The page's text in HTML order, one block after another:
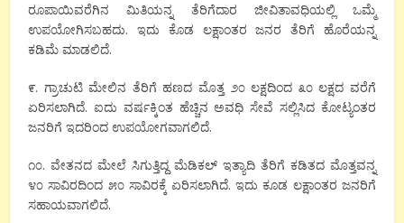
ರೂಪಾಯಿವರೆಗಿನ ಮಿತಿಯನ್ನ ತೆರಿಗೆದಾರ ಜೀವಿತಾವಧಿಯಲ್ಲಿ ಒಮ್ಮೆ
ಉಪಯೋಗಿಸಬಹದು. ಇದು ಕೊಡ ಲಕ್ಷಾಂತರ ಜನರ ತೆರಿಗೆ ಹೊರೆಯನ್ನ
ಕಡಿಮೆ ಮಾಡಲಿದೆ.
೯. ಗ್ರಾಚುಟಿ ಮೇಲಿನ ತೆರಿಗೆ ಹಣದ ಮೊತ್ತ ೨೦ ಲಕ್ಷದಿಂದ ೩೦ ಲಕ್ಷದ ವರೆಗೆ
ಏರಿಸಲಾಗಿದೆ. ಐದು ವರ್ಷಕ್ಕಿಂತ ಹೆಚ್ಚಿನ ಅವಧಿ ಸೇವೆ ಸಲ್ಲಿಸಿದ ಕೋಟ್ಯಂತರ
ಜನರಿಗೆ ಇದರಿಂದ ಉಪಯೋಗವಾಗಲಿದೆ.
೧೦. ವೇತನದ ಮೇಲೆ ಸಿಗುತ್ತಿದ್ದ ಮೆಡಿಕಲ್ ಇತ್ಯಾದಿ ತೆರಿಗೆ ಕಡಿತದ ಮೊತ್ತವನ್ನ
೪೦ ಸಾವಿರದಿಂದ ೫೦ ಸಾವಿರಕ್ಕೆ ಏರಿಸಲಾಗಿದೆ. ಇದು ಕೂಡ ಲಕ್ಷಾಂತರ ಜನರಿಗೆ
ಸಹಾಯವಾಗಲಿದೆ.